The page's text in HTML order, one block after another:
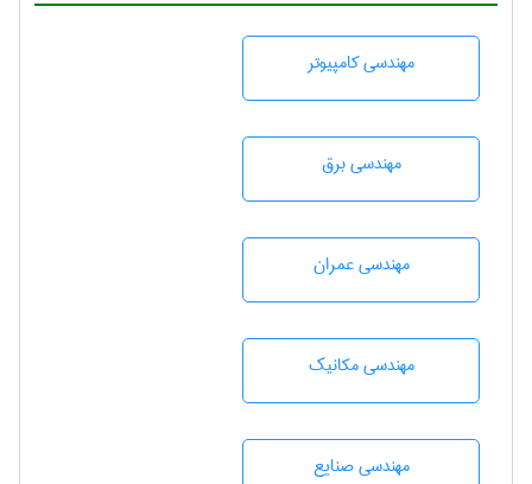
مهندسی كامپيوتر
مهندسی برق
مهندسی عمران
مهندسی مکانیک
مهندسی صنايع